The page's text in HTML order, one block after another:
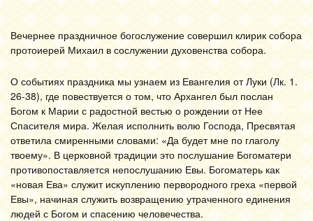
Вечернее праздничное богослужение совершил клирик собора
протоиерей Михаил в сослужении духовенства собора.
О событиях праздника мы узнаем из Евангелия от Луки (Лк. 1.
26-38), где повествуется о том, что Архангел был послан
Богом к Марии с радостной вестью о рождении от Нее
Спасителя мира. Желая исполнить волю Господа, Пресвятая
ответила смиренными словами: «Да будет мне по глаголу
твоему». В церковной традиции это послушание Богоматери
противопоставляется непослушанию Евы. Богоматерь как
«новая Ева» служит искуплению первородного греха «первой
Евы», начиная служить возвращению утраченного единения
людей с Богом и спасению человечества.